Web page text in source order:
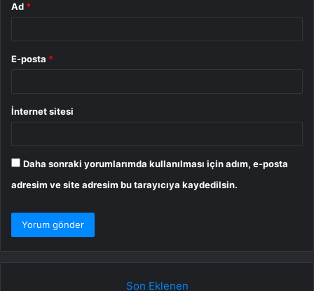
Ad *
E-posta *
İnternet sitesi
Daha sonraki yorumlarımda kullanılması için adım, e-posta
adresim ve site adresim bu tarayıcıya kaydedilsin.
Son Eklenen